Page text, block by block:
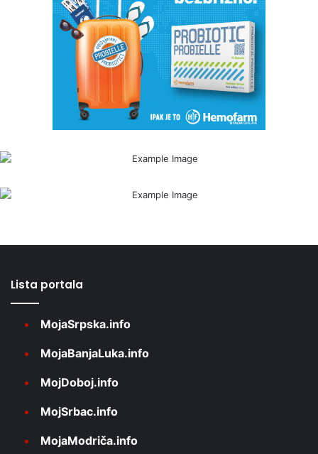
Lista portala
MojaSrpska.info
MojaBanjaLuka.info
MojDoboj.info
MojSrbac.info
MojaModriča.info